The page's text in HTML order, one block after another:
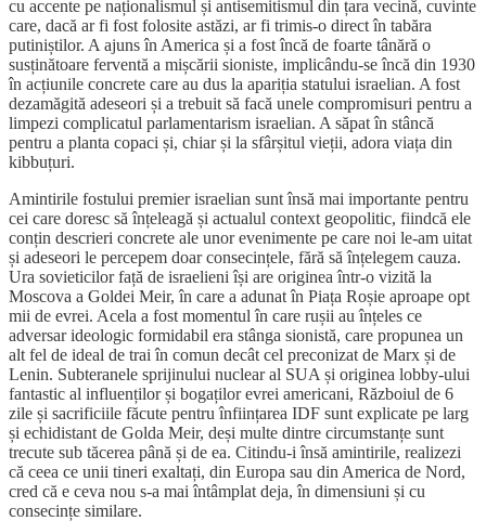
cu accente pe naționalismul și antisemitismul din țara vecină, cuvinte
care, dacă ar fi fost folosite astăzi, ar fi trimis-o direct în tabăra
putiniștilor. A ajuns în America și a fost încă de foarte tânără o
susținătoare ferventă a mișcării sioniste, implicându-se încă din 1930
în acțiunile concrete care au dus la apariția statului israelian. A fost
dezamăgită adeseori și a trebuit să facă unele compromisuri pentru a
limpezi complicatul parlamentarism israelian. A săpat în stâncă
pentru a planta copaci și, chiar și la sfârșitul vieții, adora viața din
kibbuțuri.
Amintirile fostului premier israelian sunt însă mai importante pentru
cei care doresc să înțeleagă și actualul context geopolitic, fiindcă ele
conțin descrieri concrete ale unor evenimente pe care noi le-am uitat
și adeseori le percepem doar consecințele, fără să înțelegem cauza.
Ura sovieticilor față de israelieni își are originea într-o vizită la
Moscova a Goldei Meir, în care a adunat în Piața Roșie aproape opt
mii de evrei. Acela a fost momentul în care rușii au înțeles ce
adversar ideologic formidabil era stânga sionistă, care propunea un
alt fel de ideal de trai în comun decât cel preconizat de Marx și de
Lenin. Subteranele sprijinului nuclear al SUA și originea lobby-ului
fantastic al influenților și bogaților evrei americani, Războiul de 6
zile și sacrificiile făcute pentru înființarea IDF sunt explicate pe larg
și echidistant de Golda Meir, deși multe dintre circumstanțe sunt
trecute sub tăcerea până și de ea. Citindu-i însă amintirile, realizezi
că ceea ce unii tineri exaltați, din Europa sau din America de Nord,
cred că e ceva nou s-a mai întâmplat deja, în dimensiuni și cu
consecințe similare.